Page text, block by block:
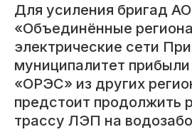
Для усиления бригад АО
«Объединённые
электрические сети
муниципалитет
«ОРЭС» из других
предстоит продолжить
трассу ЛЭП на